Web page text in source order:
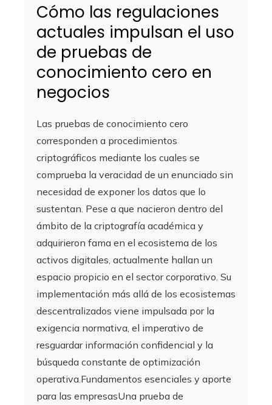
Cómo las regulaciones
actuales impulsan el uso
de pruebas de
conocimiento cero en
negocios
Las pruebas de conocimiento cero
corresponden a procedimientos
criptográficos mediante los cuales se
comprueba la veracidad de un enunciado sin
necesidad de exponer los datos que lo
sustentan. Pese a que nacieron dentro del
ámbito de la criptografía académica y
adquirieron fama en el ecosistema de los
activos digitales, actualmente hallan un
espacio propicio en el sector corporativo. Su
implementación más allá de los ecosistemas
descentralizados viene impulsada por la
exigencia normativa, el imperativo de
resguardar información confidencial y la
búsqueda constante de optimización
operativa.Fundamentos esenciales y aporte
para las empresasUna prueba de